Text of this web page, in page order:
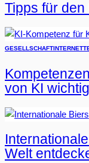
Tipps für den
GESELLSCHAFTINTERNET
von KI
Welt